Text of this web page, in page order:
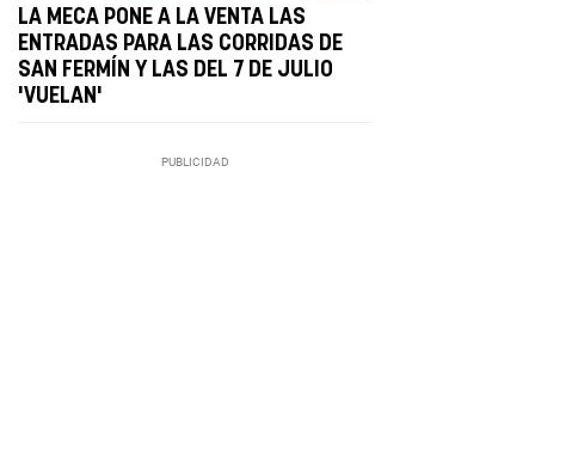
LA MECA PONE A LA VENTA LAS
ENTRADAS PARA LAS CORRIDAS DE
SAN FERMÍN Y LAS DEL 7 DE JULIO
'VUELAN'